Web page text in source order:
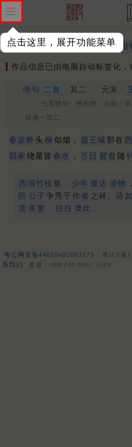
点击这里，展开功能菜单
作品 标注四声 出处、引用
作品信息已由电脑自动标签化，
绝句 二首 其二 元末 ·
七言绝句 押先韵 出处：明
诗卷一百二
春波桥 头 柳 似烟， 越王城 郭在
我家 绕屋皆 春水 ， 尽日 鸳鸯 随
西湖竹枝 集： 少年 傲达 淩物
荫 公子 争秀于 作者 之林。诗
流 美誉 ， 往往 类此 。
粤公网安备44010402003275 粤ICP备
系我们
客服：+86 136 0901 3320